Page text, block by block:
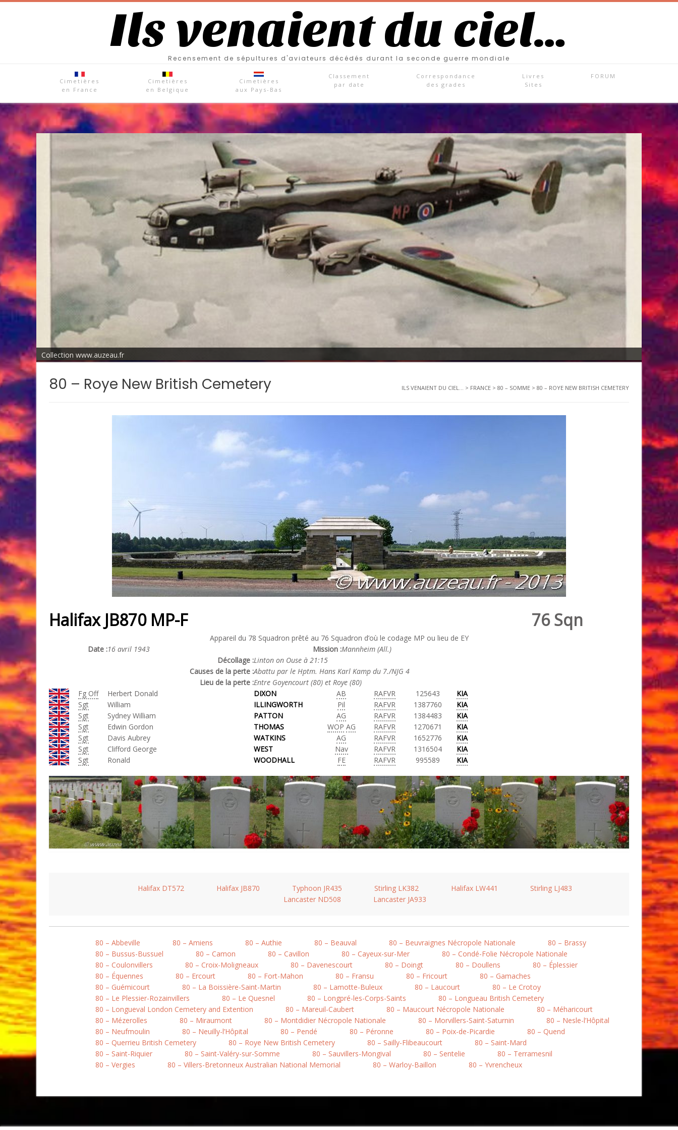
Ils venaient du ciel…
Recensement de sépultures d'aviateurs décédés durant la seconde guerre mondiale
Cimetières
en France
Cimetières
en Belgique
Cimetières
aux Pays-Bas
Classement
par date
Correspondance
des grades
Livres
Sites
FORUM
Collection www.auzeau.fr
80 – Roye New British Cemetery ILS VENAIENT DU CIEL... > FRANCE > 80 – SOMME > 80 – ROYE NEW BRITISH CEMETERY
Halifax JB870 MP-F 76 Sqn
Appareil du 78 Squadron prêté au 76 Squadron d’où le codage MP ou lieu de EY
Date :16 avril 1943 Mission :Mannheim (All.)
Décollage :Linton on Ouse à 21:15
Causes de la perte :Abattu par le Hptm. Hans Karl Kamp du 7./NJG 4
Lieu de la perte :Entre Goyencourt (80) et Roye (80)
Fg Off
Herbert Donald DIXON AB RAFVR 125643
KIA
Sgt
William ILLINGWORTH Pil RAFVR 1387760
KIA
Sgt
Sydney William PATTON AG RAFVR 1384483
KIA
Sgt
Edwin Gordon THOMAS WOP AG RAFVR 1270671
KIA
Sgt
Davis Aubrey WATKINS AG RAFVR 1652776
KIA
Sgt
Clifford George WEST Nav RAFVR 1316504
KIA
Sgt
Ronald WOODHALL FE RAFVR 995589 KIA
Halifax DT572 Halifax JB870 Typhoon JR435 Stirling LK382 Halifax LW441
Stirling LJ483
Lancaster ND508
Lancaster JA933
80 – Abbeville 80 – Amiens 80 – Authie 80 – Beauval 80 – Beuvraignes Nécropole Nationale
80 – Brassy
80 – Bussus-Bussuel
80 – Camon 80 – Cavillon 80 – Cayeux-sur-Mer
80 – Condé-Folie Nécropole Nationale
80 – Coulonvillers
80 – Croix-Moligneaux 80 – Davenescourt 80 – Doingt 80 – Doullens
80 – Éplessier
80 – Équennes
80 – Ercourt 80 – Fort-Mahon 80 – Fransu 80 – Fricourt
80 – Gamaches
80 – Guémicourt
80 – La Boissière-Saint-Martin 80 – Lamotte-Buleux 80 – Laucourt
80 – Le Crotoy
80 – Le Plessier-Rozainvillers
80 – Le Quesnel 80 – Longpré-les-Corps-Saints
80 – Longueau British Cemetery
80 – Longueval London Cemetery and Extention
80 – Mareuil-Caubert 80 – Maucourt Nécropole Nationale
80 – Méharicourt
80 – Mézerolles
80 – Miraumont 80 – Montdidier Nécropole Nationale 80 – Morvillers-Saint-Saturnin
80 – Nesle-l’Hôpital
80 – Neufmoulin
80 – Neuilly-l’Hôpital 80 – Pendé 80 – Péronne 80 – Poix-de-Picardie
80 – Quend
80 – Querrieu British Cemetery
80 – Roye New British Cemetery 80 – Sailly-Flibeaucourt
80 – Saint-Mard
80 – Saint-Riquier
80 – Saint-Valéry-sur-Somme 80 – Sauvillers-Mongival 80 – Sentelie
80 – Terramesnil
80 – Vergies
80 – Villers-Bretonneux Australian National Memorial 80 – Warloy-Baillon 80 – Yvrencheux